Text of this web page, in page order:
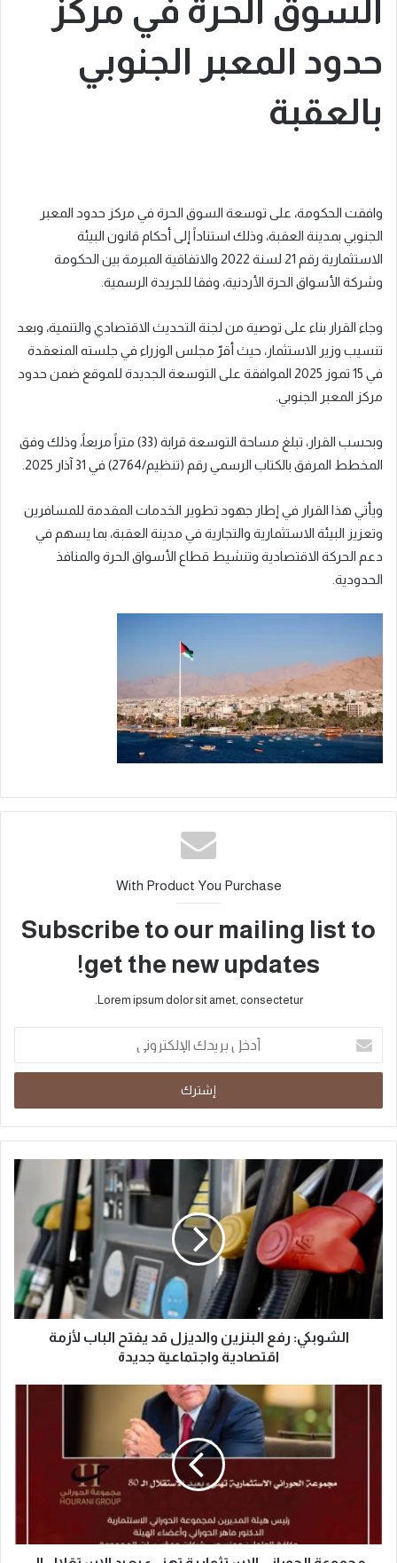
السوق الحرة في مركز
حدود المعبر الجنوبي
بالعقبة
وافقت الحكومة، على توسعة السوق الحرة في مركز حدود المعبر
الجنوبي بمدينة العقبة، وذلك استناداً إلى أحكام قانون البيئة
الاستثمارية رقم 21 لسنة 2022 والاتفاقية المبرمة بين الحكومة
وشركة الأسواق الحرة الأردنية، وفقا للجريدة الرسمية.
وجاء القرار بناء على توصية من لجنة التحديث الاقتصادي والتنمية، وبعد
تنسيب وزير الاستثمار، حيث أقرّ مجلس الوزراء في جلسته المنعقدة
في 15 تموز 2025 الموافقة على التوسعة الجديدة للموقع ضمن حدود
مركز المعبر الجنوبي.
وبحسب القرار، تبلغ مساحة التوسعة قرابة (33) متراً مربعاً، وذلك وفق
المخطط المرفق بالكتاب الرسمي رقم (تنظيم/2764) في 31 آذار 2025.
ويأتي هذا القرار في إطار جهود تطوير الخدمات المقدمة للمسافرين
وتعزيز البيئة الاستثمارية والتجارية في مدينة العقبة، بما يسهم في
دعم الحركة الاقتصادية وتنشيط قطاع الأسواق الحرة والمنافذ
الحدودية.
With Product You Purchase
Subscribe to our mailing list to
get the new updates!
Lorem ipsum dolor sit amet, consectetur.
الشوبكي: رفع البنزين والديزل قد يفتح الباب لأزمة
اقتصادية واجتماعية جديدة